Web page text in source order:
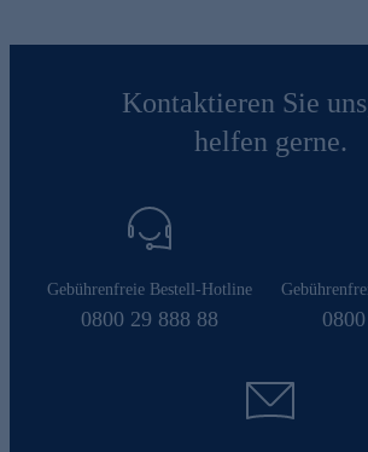
Kontaktieren Sie
helfen gerne.
Gebührenfreie Bestell-Hotline
0800 29 888 88